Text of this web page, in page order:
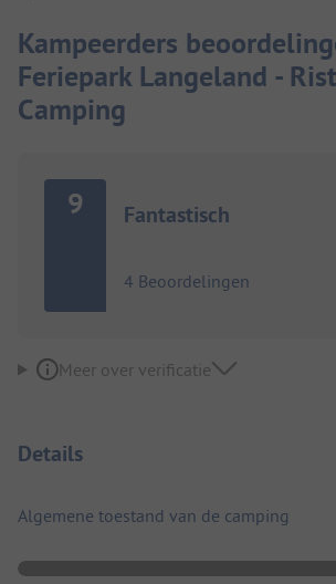
Kampeerders
Feriepark Langeland -
Camping
9 Fantastisch
4 Beoordelingen
Meer over verificatie
Details
Algemene toestand van de camping